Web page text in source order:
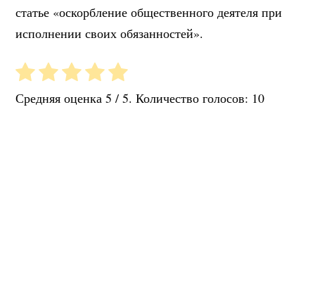
статье «оскорбление общественного деятеля при
исполнении своих обязанностей».
Средняя оценка5 / 5. Количество голосов: 10